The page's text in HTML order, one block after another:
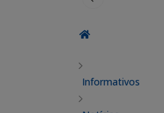
Informativos